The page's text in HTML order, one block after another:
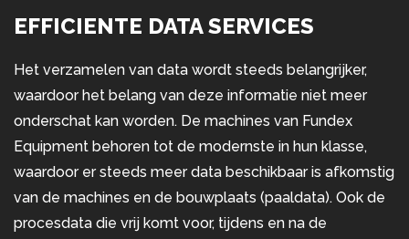
EFFICIENTE DATA SERVICES
Het verzamelen van data wordt steeds belangrijker,
waardoor het belang van deze informatie niet meer
onderschat kan worden. De machines van Fundex
Equipment behoren tot de modernste in hun klasse,
waardoor er steeds meer data beschikbaar is afkomstig
van de machines en de bouwplaats (paaldata). Ook de
procesdata die vrij komt voor, tijdens en na de